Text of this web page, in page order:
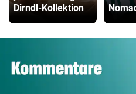
Dirndl-Kollektion